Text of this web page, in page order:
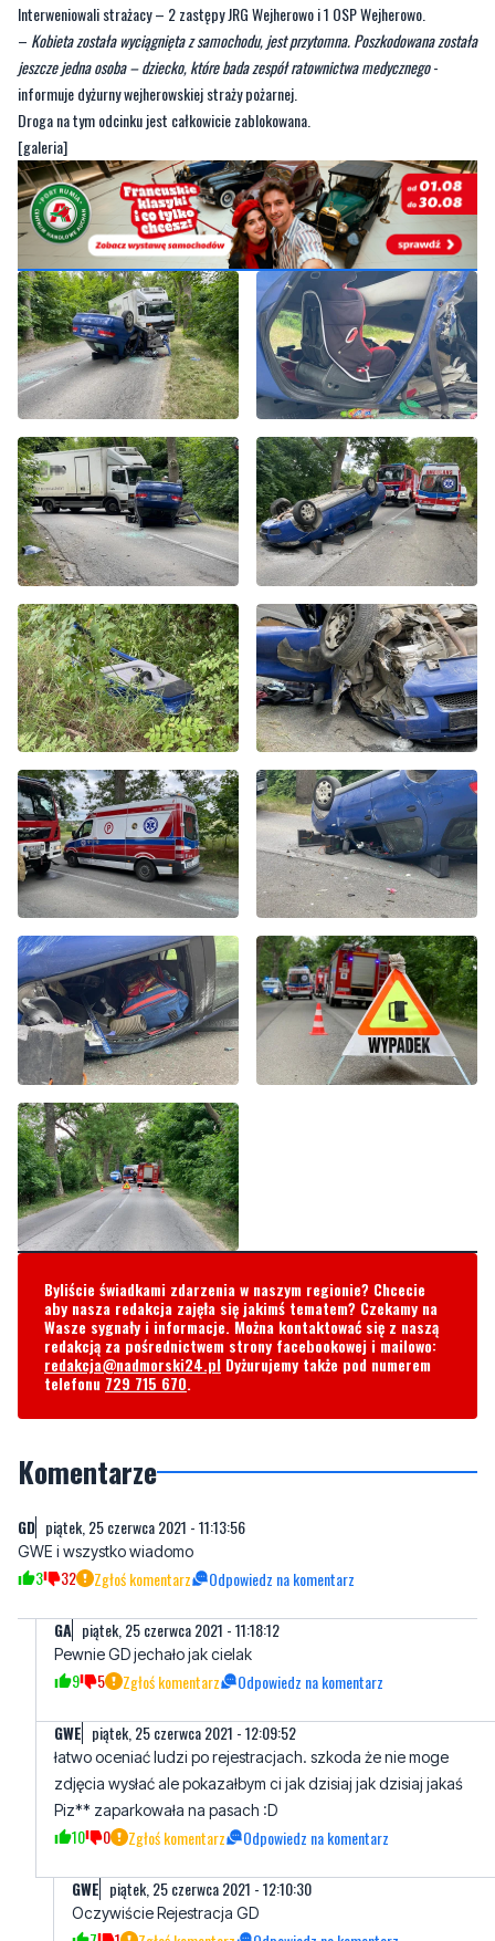
informuje dyżurny wejherowskiej straży pożarnej.
Droga na tym odcinku jest całkowicie zablokowana.
[galeria]
Byliście świadkami zdarzenia w naszym regionie? Chcecie
aby nasza redakcja zajęła się jakimś tematem? Czekamy na
Wasze sygnały i informacje. Można kontaktować się z naszą
redakcja@nadmorski24.plDyżurujemy także pod numerem
telefonu729 715 670.
Komentarze
GWE i wszystko wiadomo
GA piątek, 25 czerwca 2021 - 11:18:12
Pewnie GD jechało jak cielak
GWE piątek, 25 czerwca 2021 - 12:09:52
łatwo oceniać ludzi po rejestracjach. szkoda że nie moge
Piz** zaparkowała na pasach :D
10 0 Zgłoś komentarz Odpowiedz na komentarz
GWE piątek, 25 czerwca 2021 - 12:10:30
Oczywiście Rejestracja GD
antypis piątek, 25 czerwca 2021 - 12:25:32
zaskoczę cię ale to nie jest GWE